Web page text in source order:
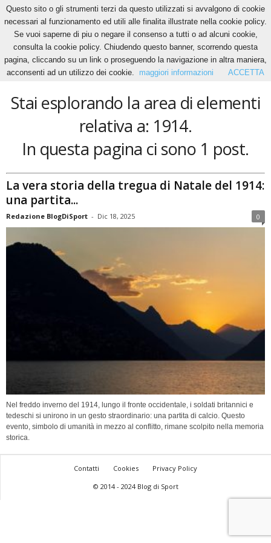
Home Tags 1914
1914
Stai esplorando la area di elementi
relativa a: 1914.
In questa pagina ci sono 1 post.
La vera storia della tregua di Natale del 1914:
una partita...
Redazione BlogDiSport - Dic 18, 2025 0
Nel freddo inverno del 1914, lungo il fronte occidentale, i soldati britannici e
tedeschi si unirono in un gesto straordinario: una partita di calcio. Questo
evento, simbolo di umanità in mezzo al conflitto, rimane scolpito nella memoria
storica.
Contatti Cookies
Privacy Policy
© 2014 - 2024 Blog di Sport
Questo sito o gli strumenti terzi da questo utilizzati si avvalgono di cookie
necessari al funzionamento ed utili alle finalita illustrate nella cookie policy.
Se vuoi saperne di piu o negare il consenso a tutti o ad alcuni cookie,
consulta la cookie policy. Chiudendo questo banner, scorrendo questa
pagina, cliccando su un link o proseguendo la navigazione in altra maniera,
acconsenti ad un utilizzo dei cookie.
maggiori informazioni ACCETTA